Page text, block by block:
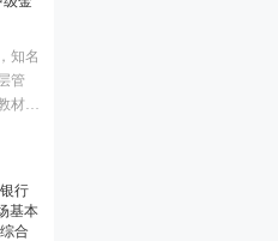
经济学硕士、金融培训高级讲
师，李泽瑞老师从事金融类考证
学员称被讲课耽误的“德云社”编
外弟子。
主讲：金融市场基础知识,期货
基础知识,基金法律法规,中级金